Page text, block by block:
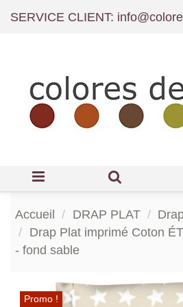
SERVICE CLIENT:
Accueil DRAP PLAT
Drap Plat imprimé Coton
- fond sable
Promo !